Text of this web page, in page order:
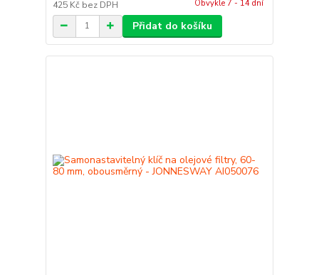
425 Kč bez DPH Obvykle 7 - 14 dní
Přidat do košíku